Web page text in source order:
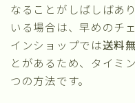
なることがしばしばあ
いる場合は、早めのチ
インショップでは送料
とがあるため、タイミ
つの方法です。